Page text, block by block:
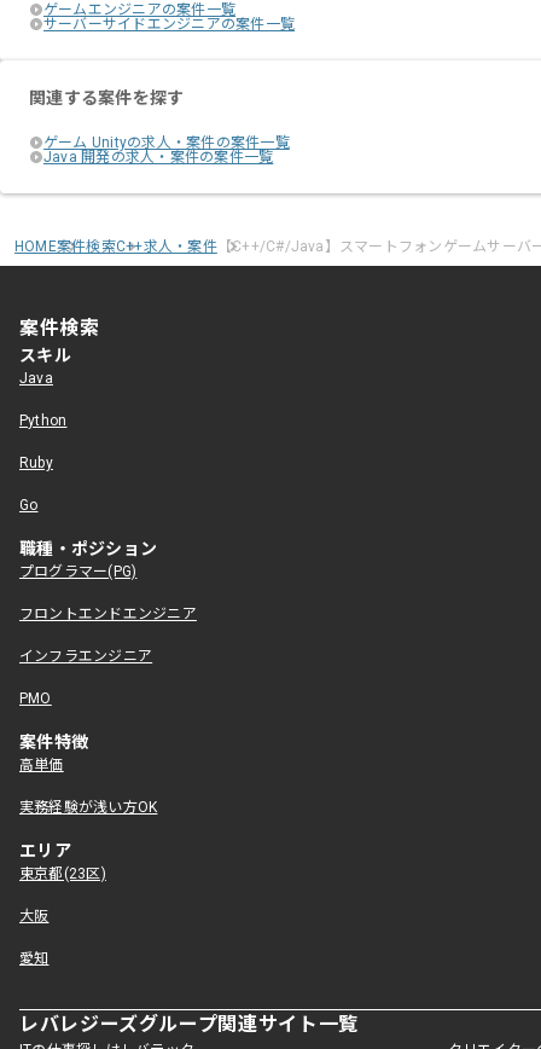
ゲームエンジニアの案件一覧
サーバーサイドエンジニアの案件一覧
関連する案件を探す
ゲーム Unityの求人・案件の案件一覧
Java 開発の求人・案件の案件一覧
HOME案件検索C++求人・案件【C++/C#/Java】スマートフォンゲームサーバ
案件検索
スキル
Java
Python
Ruby
Go
職種・ポジション
プログラマー(PG)
フロントエンドエンジニア
インフラエンジニア
PMO
案件特徴
高単価
実務経験が浅い方OK
エリア
東京都(23区)
大阪
愛知
レバレジーズグループ関連サイト一覧